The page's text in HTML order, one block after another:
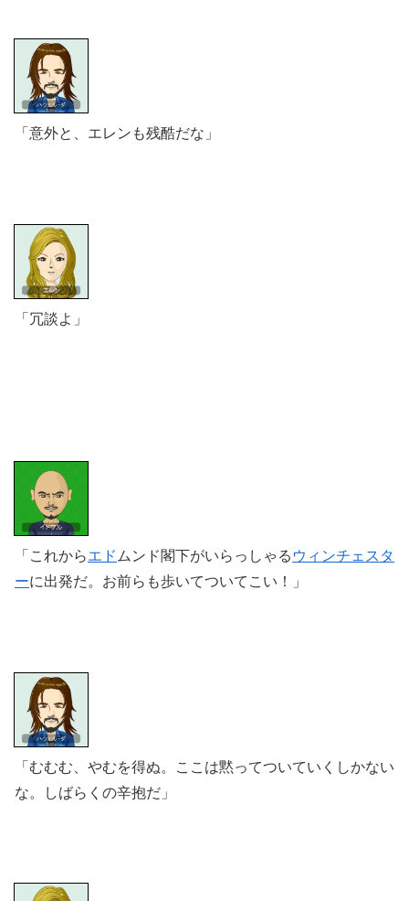
「意外と、エレンも残酷だな」
「冗談よ」
「これからエド ムンド閣下がいらっしゃる ウィンチェスタ
ーに出発だ。お前らも歩いてついてこい！」
「むむむ、やむを得ぬ。ここは黙ってついていくしかない
な。しばらくの辛抱だ」